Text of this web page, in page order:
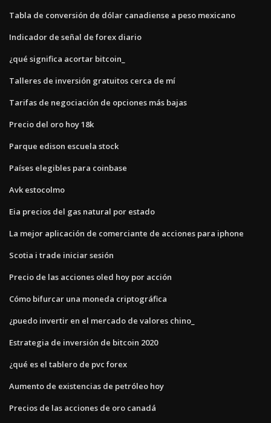
Tabla de conversión de dólar canadiense a peso mexicano
Indicador de señal de forex diario
¿qué significa acortar bitcoin_
Talleres de inversión gratuitos cerca de mí
Tarifas de negociación de opciones más bajas
Precio del oro hoy 18k
Parque edison escuela stock
Países elegibles para coinbase
Avk estocolmo
Eia precios del gas natural por estado
La mejor aplicación de comerciante de acciones para iphone
Scotia i trade iniciar sesión
Precio de las acciones oled hoy por acción
Cómo bifurcar una moneda criptográfica
¿puedo invertir en el mercado de valores chino_
Estrategia de inversión de bitcoin 2020
¿qué es el tablero de pvc forex
Aumento de existencias de petróleo hoy
Precios de las acciones de oro canadá